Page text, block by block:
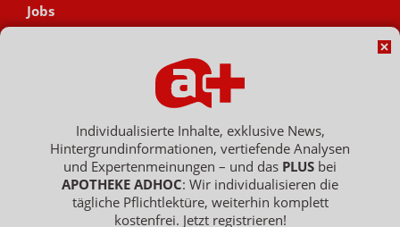
Jobs
Hinweisgebersystem
Vertrag widerrufen
Copyright © 2007 - 2026 , APOTHEKE ADHOC ist ein Dienst der ELPATO
Individualisierte Inhalte, exklusive News,
Hintergrundinformationen, vertiefende Analysen
und Expertenmeinungen – und das PLUS bei
APOTHEKE ADHOC: Wir individualisieren die
tägliche Pflichtlektüre, weiterhin komplett
kostenfrei. Jetzt registrieren!